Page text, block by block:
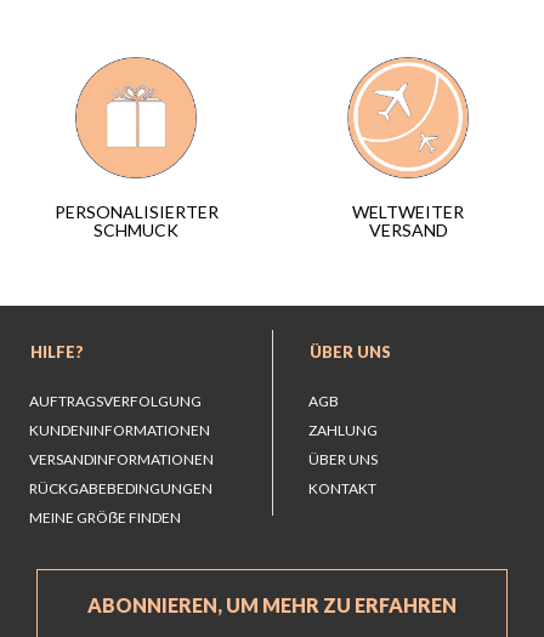
PERSONALISIERTER
SCHMUCK
WELTWEITER
VERSAND
HILFE?
AUFTRAGSVERFOLGUNG
KUNDENINFORMATIONEN
VERSANDINFORMATIONEN
RÜCKGABEBEDINGUNGEN
MEINE GRÖẞE FINDEN
ÜBER UNS
AGB
ZAHLUNG
ÜBER UNS
KONTAKT
ABONNIEREN, UM MEHR ZU ERFAHREN